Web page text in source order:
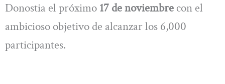
Donostia el próximo 17 de noviembre con el
ambicioso objetivo de alcanzar los 6,000
participantes.